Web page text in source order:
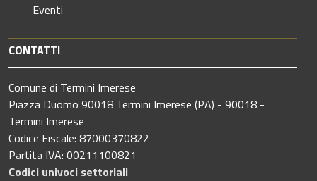
Eventi
CONTATTI
Comune di Termini Imerese
Piazza Duomo 90018 Termini Imerese (PA) - 90018 -
Termini Imerese
Codice Fiscale: 87000370822
Partita IVA: 00211100821
Codici univoci settoriali